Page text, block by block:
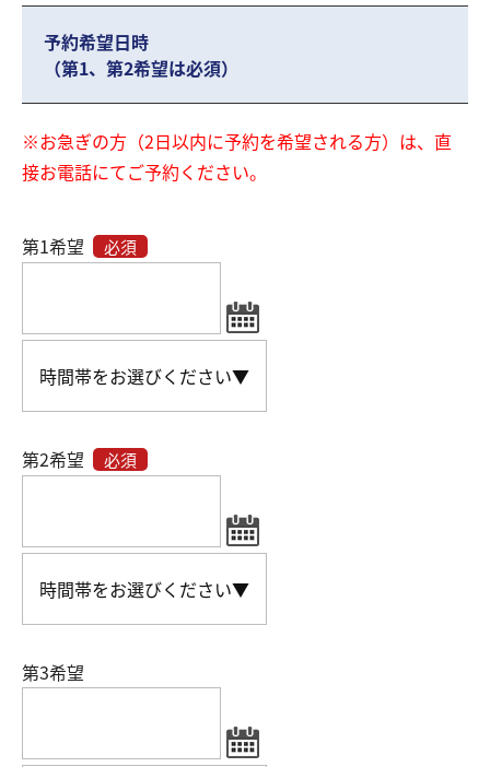
予約希望日時
（第1、第2希望は必須）
※お急ぎの方（2日以内に予約を希望される方）は、直
接お電話にてご予約ください。
第1希望 必須
第2希望 必須
第3希望